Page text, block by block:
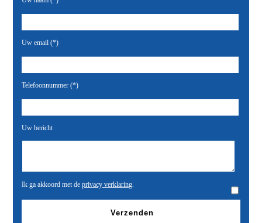
Uw email (*)
Telefoonnummer (*)
Uw bericht
Ik ga akkoord met deprivacy verklaring.